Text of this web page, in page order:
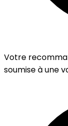
Votre
soumise à une